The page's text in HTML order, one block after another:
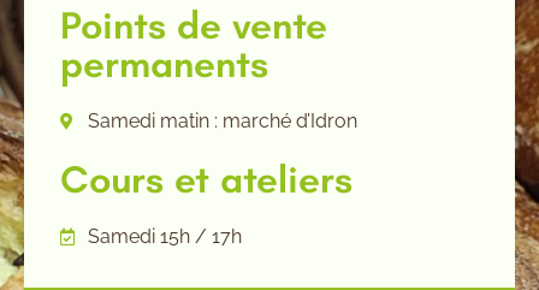
Points de vente
permanents
Samedi matin : marché d’Idron
Cours et ateliers
Samedi 15h / 17h